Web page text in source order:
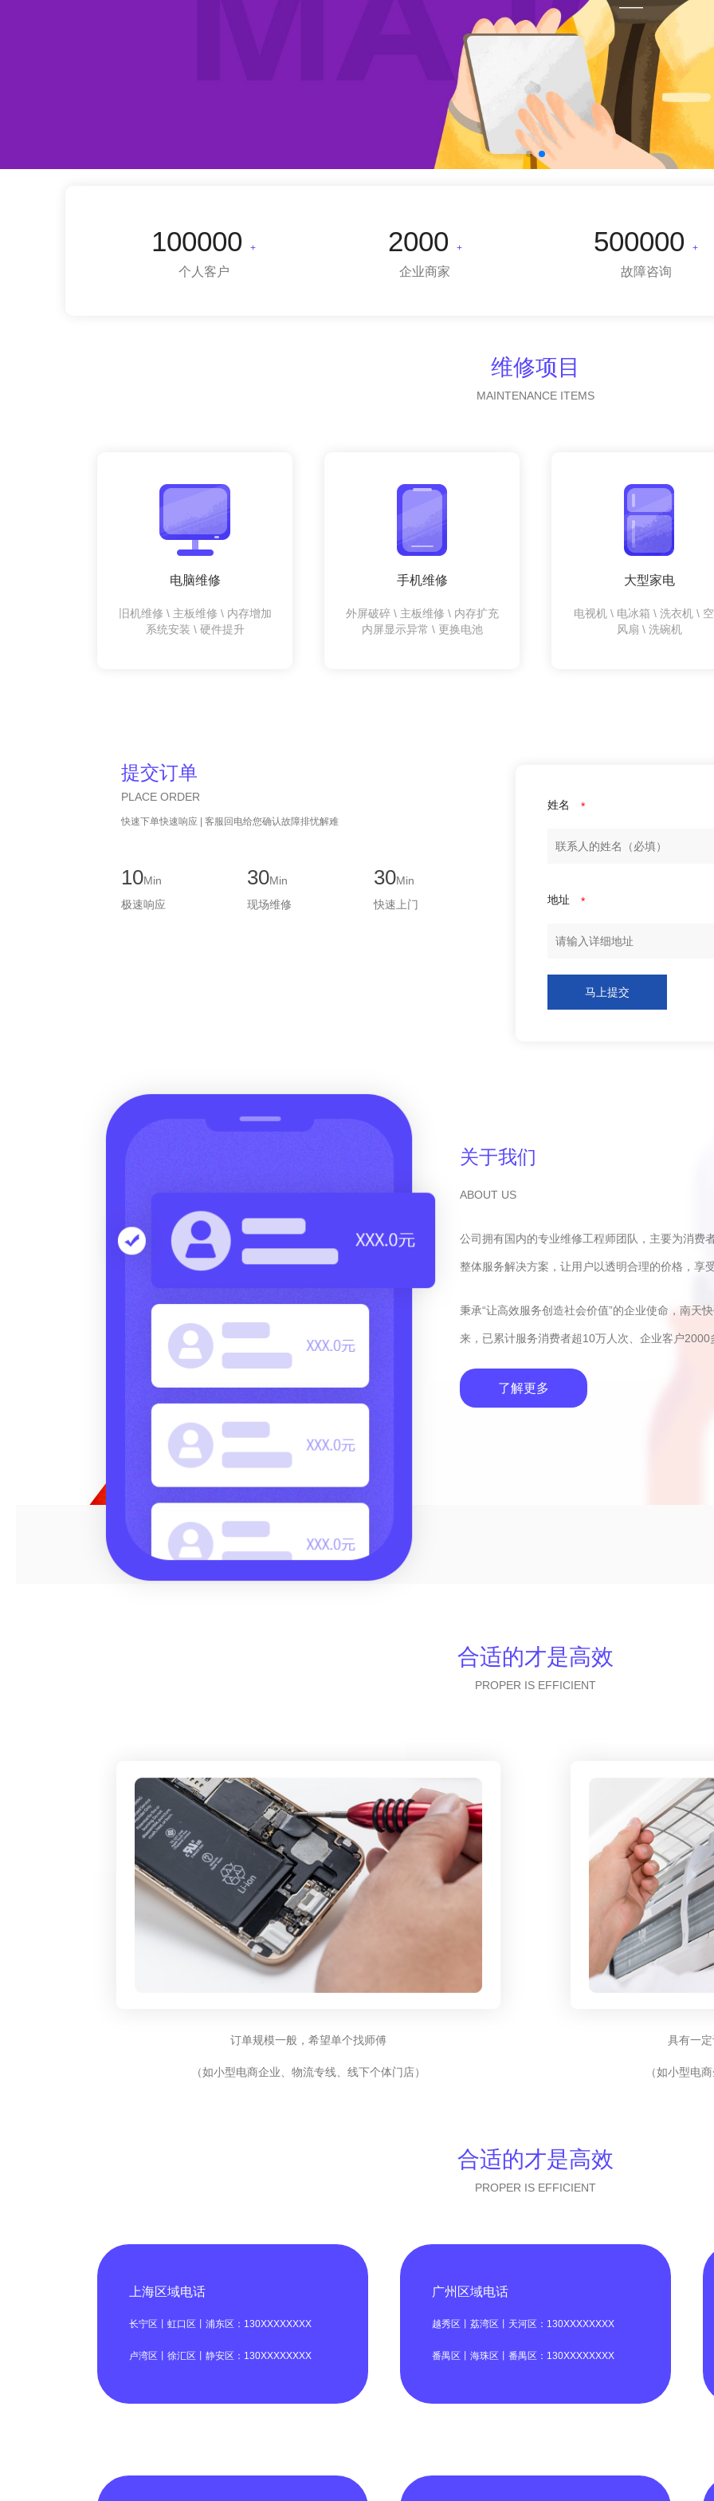
100000+
个人客户
2000 +
企业商家
500000+
故障咨询
维修项目
MAINTENANCE ITEMS
电脑维修
旧机维修 \ 主板维修 \ 内存增加
系统安装 \ 硬件提升
手机维修
外屏破碎 \ 主板维修 \ 内存扩充
内屏显示异常 \ 更换电池
大型家电
电视机 \ 电冰箱 \ 洗衣机 \
风扇 \ 洗碗机
提交订单
PLACE ORDER
快速下单快速响应 | 客服回电给您确认故障排忧解难
10Min
极速响应
30Min
现场维修
30Min
快速上门
姓名 *
地址 *
马上提交
关于我们
ABOUT US
公司拥有国内的专业维修工程师团队，主要为消费
整体服务解决方案，让用户以透明合理的价格，享
秉承“让高效服务创造社会价值”的企业使命，南天
来，已累计服务消费者超10万人次、企业客户2000
了解更多
合适的才是高效
PROPER IS EFFICIENT
订单规模一般，希望单个找师傅
（如小型电商企业、物流专线、线下个体门店）
具有一
（如小型电
合适的才是高效
PROPER IS EFFICIENT
上海区域电话
长宁区丨虹口区丨浦东区：130XXXXXXXX
卢湾区丨徐汇区丨静安区：130XXXXXXXX
广州区域电话
越秀区丨荔湾区丨天河区：130XXXXXXXX
番禺区丨海珠区丨番禺区：130XXXXXXXX